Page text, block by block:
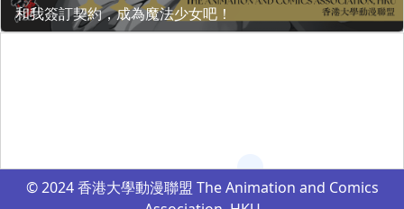
和我簽訂契約，成為魔法少女吧！
© 2024 香港大學動漫聯盟 The Animation and Comics